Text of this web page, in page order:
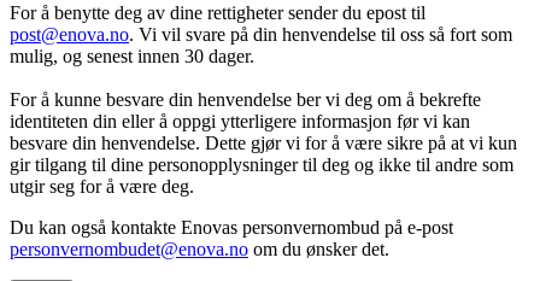
For å benytte deg av dine rettigheter sender du epost til
post@enova.no. Vi vil svare på din henvendelse til oss så fort som
mulig, og senest innen 30 dager.
For å kunne besvare din henvendelse ber vi deg om å bekrefte
identiteten din eller å oppgi ytterligere informasjon før vi kan
besvare din henvendelse. Dette gjør vi for å være sikre på at vi kun
gir tilgang til dine personopplysninger til deg og ikke til andre som
utgir seg for å være deg.
Du kan også kontakte Enovas personvernombud på e-post
personvernombudet@enova.no om du ønsker det.